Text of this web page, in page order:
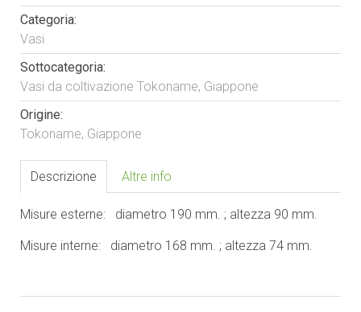
Categoria:
Vasi
Sottocategoria:
Vasi da coltivazione Tokoname, Giappone
Origine:
Tokoname, Giappone
Descrizione Altre info
Misure esterne: diametro 190 mm. ; altezza 90 mm.
Misure interne: diametro 168 mm. ; altezza 74 mm.